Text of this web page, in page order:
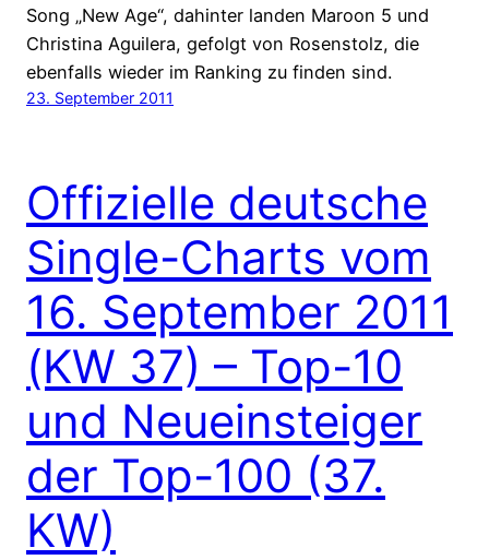
Song „New Age“, dahinter landen Maroon 5 und
Christina Aguilera, gefolgt von Rosenstolz, die
ebenfalls wieder im Ranking zu finden sind.
23. September 2011
Offizielle deutsche
Single-Charts vom
16. September 2011
(KW 37) – Top-10
und Neueinsteiger
der Top-100 (37.
KW)